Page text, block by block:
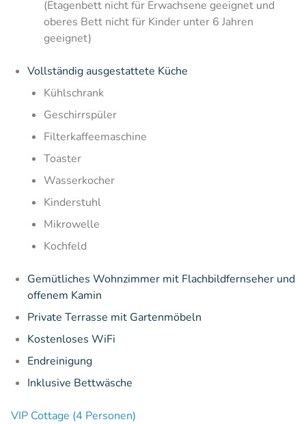
(Etagenbett nicht für Erwachsene geeignet und
oberes Bett nicht für Kinder unter 6 Jahren
geeignet)
Vollständig ausgestattete Küche
Kühlschrank
Geschirrspüler
Filterkaffeemaschine
Toaster
Wasserkocher
Kinderstuhl
Mikrowelle
Kochfeld
Gemütliches Wohnzimmer mit Flachbildfernseher und
offenem Kamin
Private Terrasse mit Gartenmöbeln
Kostenloses WiFi
Endreinigung
Inklusive Bettwäsche
VIP Cottage (4 Personen)